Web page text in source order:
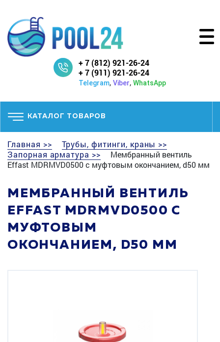
+ 7 (812) 921-26-24
+ 7 (911) 921-26-24
Telegram, Viber, WhatsApp
КАТАЛОГ ТОВАРОВ
Главная >>
Трубы, фитинги, краны >>
Запорная арматура >>
Мембранный вентиль
Effast MDRMVD0500 с муфтовым окончанием, d50 мм
МЕМБРАННЫЙ ВЕНТИЛЬ
EFFAST MDRMVD0500 С
МУФТОВЫМ
ОКОНЧАНИЕМ, D50 ММ